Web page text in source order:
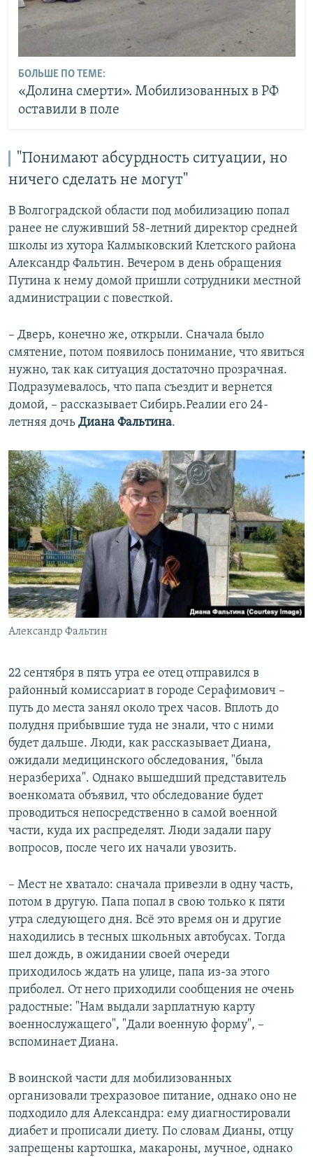
БОЛЬШЕ ПО ТЕМЕ:
«Долина смерти». Мобилизованных в РФ
оставили в поле
"Понимают абсурдность ситуации, но
ничего сделать не могут"
В Волгоградской области под мобилизацию попал
ранее не служивший 58-летний директор средней
школы из хутора Калмыковский Клетского района
Александр Фальтин. Вечером в день обращения
Путина к нему домой пришли сотрудники местной
администрации с повесткой.
– Дверь, конечно же, открыли. Сначала было
смятение, потом появилось понимание, что явиться
нужно, так как ситуация достаточно прозрачная.
Подразумевалось, что папа съездит и вернется
домой, – рассказывает Сибирь.Реалии его 24-
летняя дочь Диана Фальтина.
Александр Фальтин
22 сентября в пять утра ее отец отправился в
районный комиссариат в городе Серафимович –
путь до места занял около трех часов. Вплоть до
полудня прибывшие туда не знали, что с ними
будет дальше. Люди, как рассказывает Диана,
ожидали медицинского обследования, "была
неразбериха". Однако вышедший представитель
военкомата объявил, что обследование будет
проводиться непосредственно в самой военной
части, куда их распределят. Люди задали пару
вопросов, после чего их начали увозить.
– Мест не хватало: сначала привезли в одну часть,
потом в другую. Папа попал в свою только к пяти
утра следующего дня. Всё это время он и другие
находились в тесных школьных автобусах. Тогда
шел дождь, в ожидании своей очереди
приходилось ждать на улице, папа из-за этого
приболел. От него приходили сообщения не очень
радостные: "Нам выдали зарплатную карту
военнослужащего", "Дали военную форму", –
вспоминает Диана.
В воинской части для мобилизованных
организовали трехразовое питание, однако оно не
подходило для Александра: ему диагностировали
диабет и прописали диету. По словам Дианы, отцу
запрещены картошка, макароны, мучное, однако